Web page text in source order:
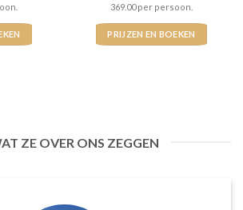
369.00 per persoon.
PRIJZEN EN BOEKEN
ZE OVER ONS ZEGGEN